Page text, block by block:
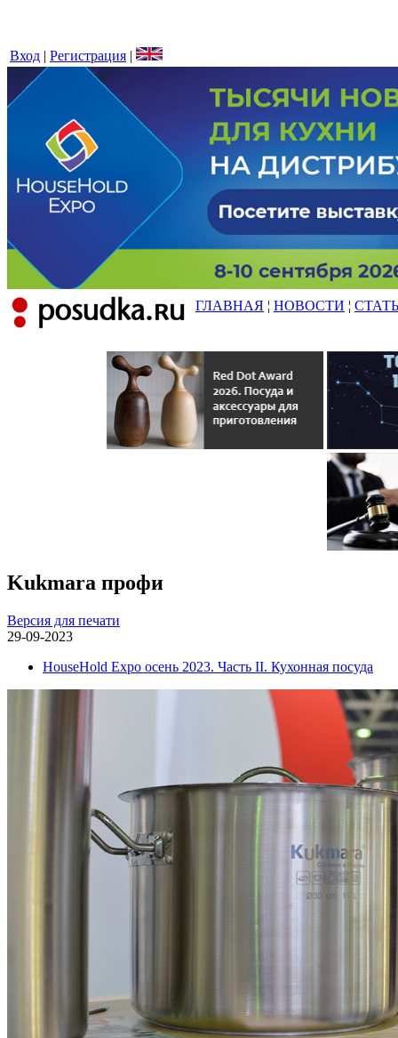
Вход | Регистрация |
ГЛАВНАЯ ¦ НОВОСТИ ¦
Kukmara профи
Версия для печати
29-09-2023
HouseHold Expo осень 2023. Часть II. Кухонная посуда